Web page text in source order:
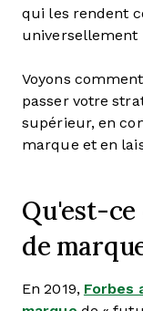
qui les rendent
universellement
Voyons
passer votre
supérieur, en
marque et en
Qu'est-
de
En 2019, Forbes